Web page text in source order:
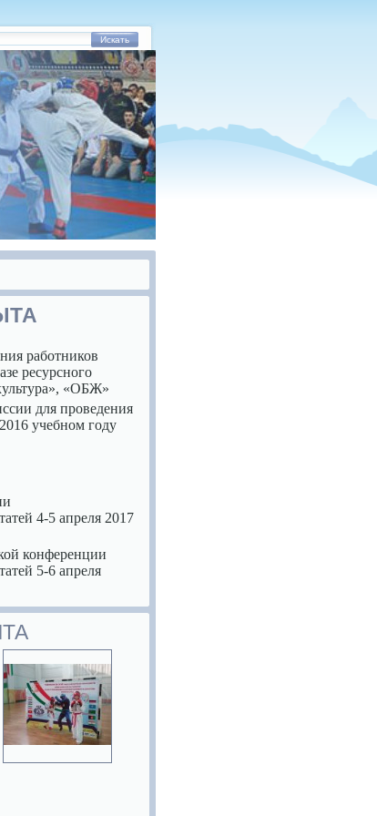
работников
ресурсного
«ОБЖ»
для проведения
учебном году
4-5 апреля 2017
конференции
5-6 апреля
Искать